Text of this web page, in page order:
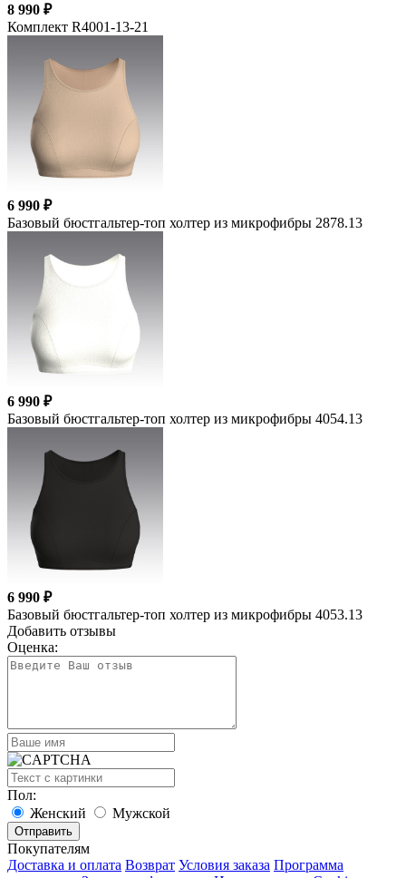
8 990 ₽
Комплект R4001-13-21
6 990 ₽
Базовый бюстгальтер-топ холтер из микрофибры 2878.13
6 990 ₽
Базовый бюстгальтер-топ холтер из микрофибры 4054.13
6 990 ₽
Базовый бюстгальтер-топ холтер из микрофибры 4053.13
Добавить отзывы
Оценка:
Пол:
Женский
Мужской
Покупателям
Доставка и оплата Возврат Условия заказа Программа